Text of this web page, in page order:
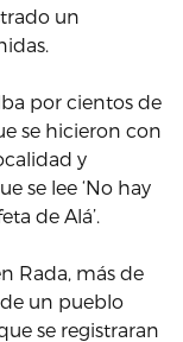
un
por cientos de
se hicieron con
y
se lee ‘No hay
de Alá’.
Rada, más de
un pueblo
se registraran